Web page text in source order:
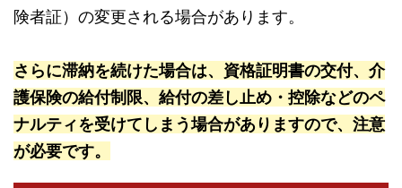
険者証）の変更される場合があります。
さらに滞納を続けた場合は、資格証明書の交付、介
護保険の給付制限、給付の差し止め・控除などのペ
ナルティを受けてしまう場合がありますので、注意
が必要です。